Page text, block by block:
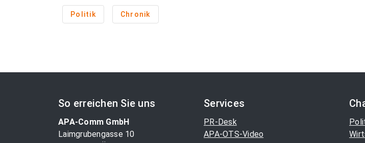
Politik Chronik
So erreichen Sie uns
APA-Comm GmbH
Laimgrubengasse 10
Services
PR-Desk
APA-OTS-Video